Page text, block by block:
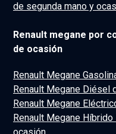
de segunda mano y
Renault megane por
de ocasión
Renault Megane
Renault Megane Diésel
Renault Megane
Renault Megane